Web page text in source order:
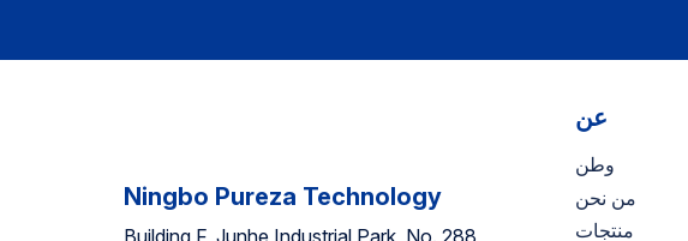
Ningbo Pureza Technology
Building F, Junhe Industrial Park, No. 288
عن
وطن
من نحن
منتجات